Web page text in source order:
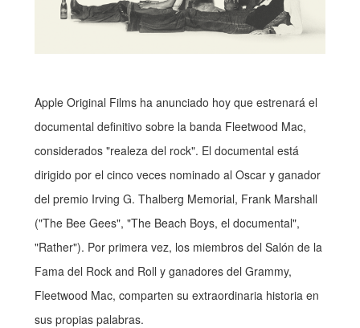
Apple Original Films ha anunciado hoy que estrenará el
documental definitivo sobre la banda Fleetwood Mac,
considerados "realeza del rock". El documental está
dirigido por el cinco veces nominado al Oscar y ganador
del premio Irving G. Thalberg Memorial, Frank Marshall
("The Bee Gees", "The Beach Boys, el documental",
"Rather"). Por primera vez, los miembros del Salón de la
Fama del Rock and Roll y ganadores del Grammy,
Fleetwood Mac, comparten su extraordinaria historia en
sus propias palabras.